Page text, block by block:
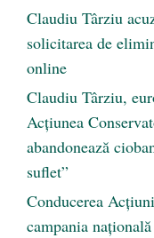
Claudiu Târziu
solicitarea de
online
Claudiu Târziu,
Acțiunea
abandonează
suflet”
Conducerea
campania